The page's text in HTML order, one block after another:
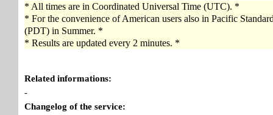
* All times are in Coordinated Universal Time (UTC). *
* For the convenience of American users also in Pacific
(PDT) in Summer. *
* Results are updated every 2 minutes. *
Related informations:
-
Changelog of the service: